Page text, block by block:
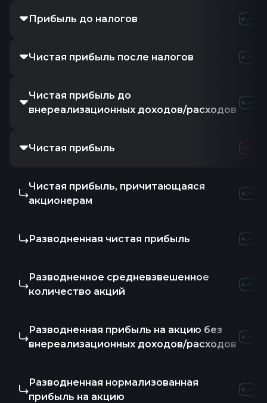
Прибыль до налогов -9.83M
Чистая прибыль после налогов -
Чистая прибыль до
внереализационных доходов/расходов
-
Чистая прибыль -18.65M
Чистая прибыль, причитающаяся
акционерам
-11.79M
Разводненная чистая прибыль -11.79M
Разводненное средневзвешенное
количество акций
Разводненная прибыль на акцию без
внереализационных доходов/расходов
-
Разводненная нормализованная
прибыль на акцию
-1.47